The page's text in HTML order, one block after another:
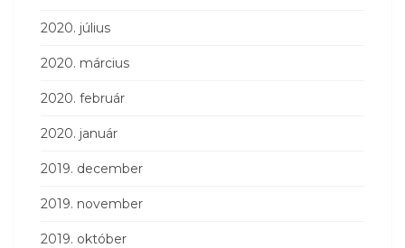
2020. július
2020. március
2020. február
2020. január
2019. december
2019. november
2019. október